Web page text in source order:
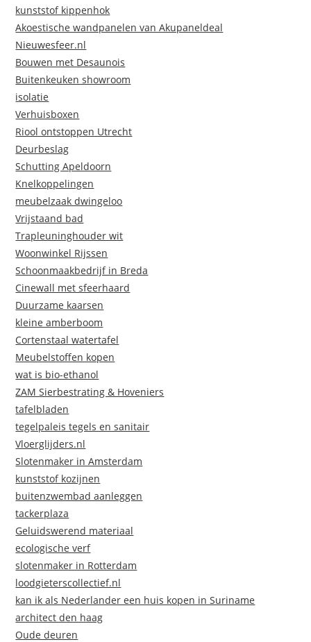
kunststof kippenhok
Akoestische wandpanelen van Akupaneldeal
Nieuwesfeer.nl
Bouwen met Desaunois
Buitenkeuken showroom
isolatie
Verhuisboxen
Riool ontstoppen Utrecht
Deurbeslag
Schutting Apeldoorn
Knelkoppelingen
meubelzaak dwingeloo
Vrijstaand bad
Trapleuninghouder wit
Woonwinkel Rijssen
Schoonmaakbedrijf in Breda
Cinewall met sfeerhaard
Duurzame kaarsen
kleine amberboom
Cortenstaal watertafel
Meubelstoffen kopen
wat is bio-ethanol
ZAM Sierbestrating & Hoveniers
tafelbladen
tegelpaleis tegels en sanitair
Vloerglijders.nl
Slotenmaker in Amsterdam
kunststof kozijnen
buitenzwembad aanleggen
tackerplaza
Geluidswerend materiaal
ecologische verf
slotenmaker in Rotterdam
loodgieterscollectief.nl
kan ik als Nederlander een huis kopen in Suriname
architect den haag
Oude deuren